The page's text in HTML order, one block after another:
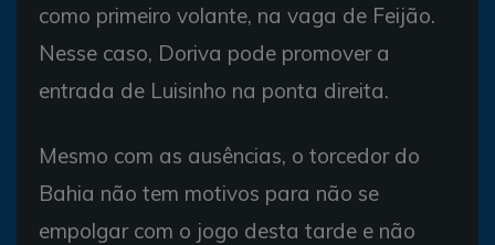
como primeiro volante, na vaga de Feijão.
Nesse caso, Doriva pode promover a
entrada de Luisinho na ponta direita.
Mesmo com as ausências, o torcedor do
Bahia não tem motivos para não se
empolgar com o jogo desta tarde e não